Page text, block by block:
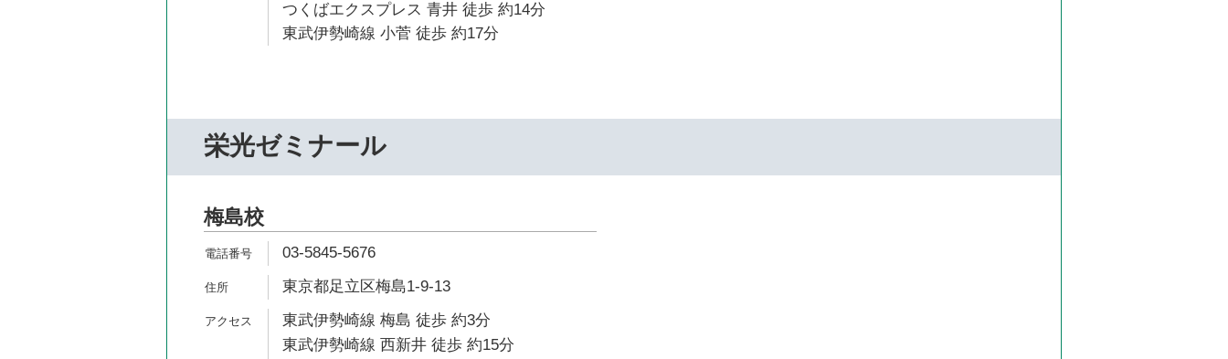
つくばエクスプレス 青井 徒歩 約14分
東武伊勢崎線 小菅 徒歩 約17分
栄光ゼミナール
梅島校
03-5845-5676
東京都足立区梅島1-9-13
東武伊勢崎線 梅島 徒歩 約3分
東武伊勢崎線 西新井 徒歩 約15分